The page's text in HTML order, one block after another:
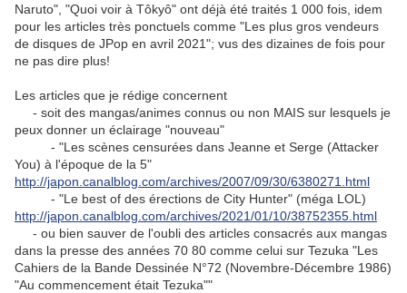
Naruto", "Quoi voir à Tôkyô" ont déjà été traités 1 000 fois, idem
pour les articles très ponctuels comme "Les plus gros vendeurs
de disques de JPop en avril 2021"; vus des dizaines de fois pour
ne pas dire plus!
Les articles que je rédige concernent
- soit des mangas/animes connus ou non MAIS sur lesquels je
peux donner un éclairage "nouveau"
- "Les scènes censurées dans Jeanne et Serge (Attacker
You) à l'époque de la 5"
http://japon.canalblog.com/archives/2007/09/30/6380271.html
- "Le best of des érections de City Hunter" (méga LOL)
http://japon.canalblog.com/archives/2021/01/10/38752355.html
- ou bien sauver de l'oubli des articles consacrés aux mangas
dans la presse des années 70 80 comme celui sur Tezuka "Les
Cahiers de la Bande Dessinée N°72 (Novembre-Décembre 1986)
"Au commencement était Tezuka""